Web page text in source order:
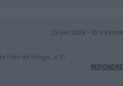
23 juin 2024 - 10 h 43 min
Pont de Rungis, à 10
RÉPONDRE